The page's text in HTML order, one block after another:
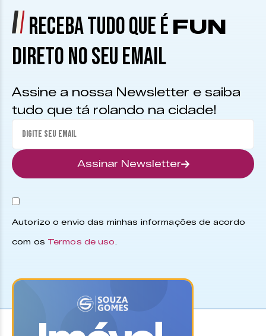
RECEBA TUDO QUE É FUN
DIRETO NO SEU EMAIL
Assine a nossa Newsletter e saiba
tudo que tá rolando na cidade!
Assinar Newsletter
Autorizo o envio das minhas informações de acordo
com os Termos de uso